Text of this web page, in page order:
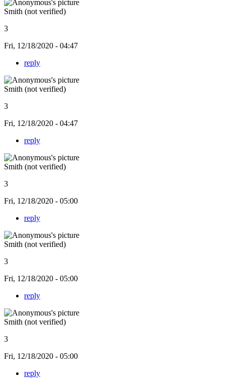
Smith (not verified)
3
Fri, 12/18/2020 - 04:47
reply
Smith (not verified)
3
Fri, 12/18/2020 - 04:47
reply
Smith (not verified)
3
Fri, 12/18/2020 - 05:00
reply
Smith (not verified)
3
Fri, 12/18/2020 - 05:00
reply
Smith (not verified)
3
Fri, 12/18/2020 - 05:00
reply